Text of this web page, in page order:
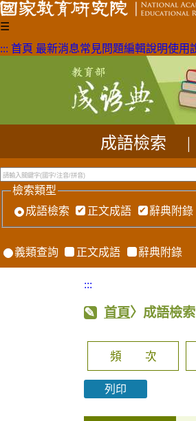
☰
::: 首頁 最新消息常見問題編輯說明使用
成語檢索
檢索類型
成語檢索
正文成語 辭典附錄
義類查詢 正文成語 辭典附錄
:::
首頁〉成語檢
頻 次
列印